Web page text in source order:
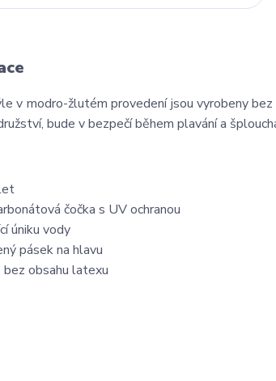
v modro-žlutém provedení jsou vyrobeny
bude v bezpečí během plavání a
čočka s UV ochranou
úniku vody
pásek na hlavu
obsahu latexu